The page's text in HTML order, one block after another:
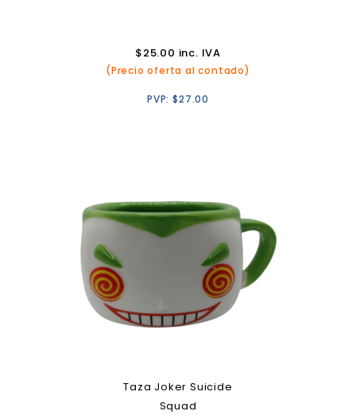
$25.00 inc. IVA
(Precio oferta al contado)
PVP:$27.00
Taza Joker Suicide
Squad